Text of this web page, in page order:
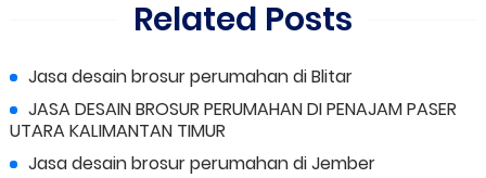
Related Posts
Jasa desain brosur perumahan di Blitar
JASA DESAIN BROSUR PERUMAHAN DI PENAJAM PASER
UTARA KALIMANTAN TIMUR
Jasa desain brosur perumahan di Jember